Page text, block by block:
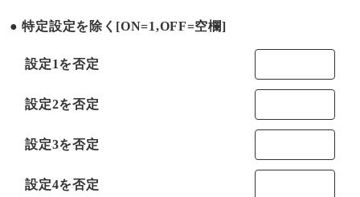
特定設定を除く[ON=1,OFF=空欄]
設定1を否定
設定2を否定
設定3を否定
設定4を否定